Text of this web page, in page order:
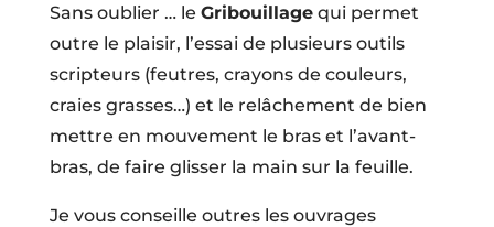
Sans oublier … le Gribouillagequi permet
outre le plaisir, l’essai de plusieurs outils
scripteurs (feutres, crayons de couleurs,
craies grasses…) et le relâchement de bien
mettre en mouvement le bras et l’avant-
bras, de faire glisser la main sur la feuille.
Je vous conseille outres les ouvrages